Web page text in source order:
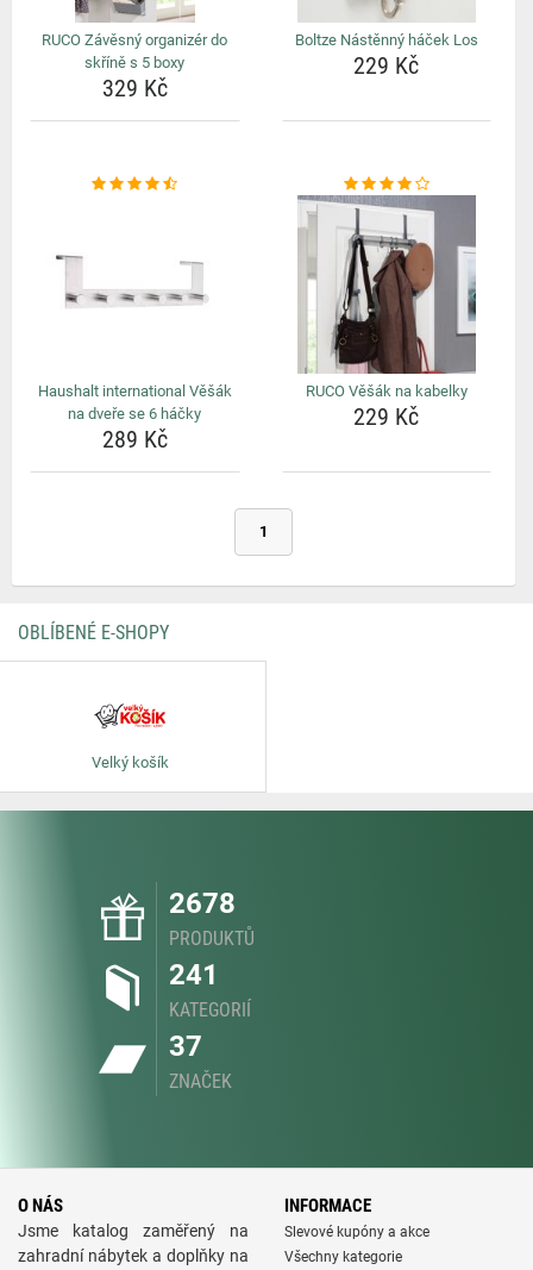
RUCO Závěsný organizér do
skříně s 5 boxy
329 Kč
Boltze Nástěnný háček Los
229 Kč
Haushalt international Věšák
na dveře se 6 háčky
289 Kč
RUCO Věšák na kabelky
229 Kč
1
OBLÍBENÉ E-SHOPY
Velký košík
2678
PRODUKTŮ
241
KATEGORIÍ
37
ZNAČEK
O NÁS
Jsme katalog zaměřený na
zahradní nábytek a doplňky na
INFORMACE
Slevové kupóny a akce
Všechny kategorie